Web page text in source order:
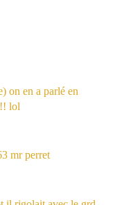
on en a parlé en
lol
mr perret